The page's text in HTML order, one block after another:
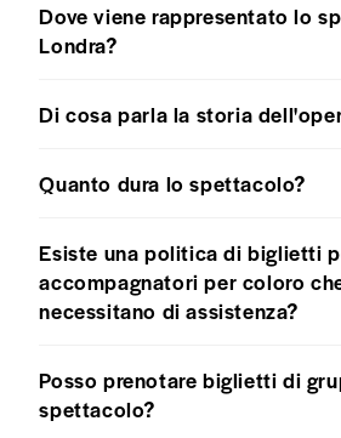
Dove viene rappresentato lo
Londra?
Di cosa parla la storia
Quanto dura lo spettacolo?
Esiste una politica di biglietti
accompagnatori per coloro
necessitano di assistenza?
Posso prenotare biglietti di
spettacolo?